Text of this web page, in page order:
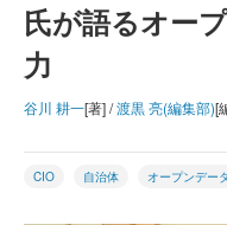
氏が語るオー
力
谷川 耕一[著] /渡黒 亮(編集部)[
CIO 自治体 オープンデー